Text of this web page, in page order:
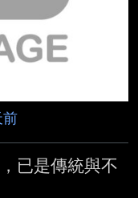
因為協議框架已
括：立即、全面、
結
已是傳統與不